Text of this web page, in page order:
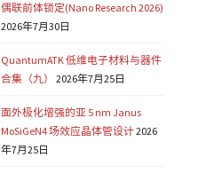
偶联前体锁定(Nano Research 2026)
2026年7月30日
QuantumATK 低维电子材料与器件
合集（九）
2026年7月25日
面外极化增强的亚 5 nm Janus
MoSiGeN4 场效应晶体管设计2026
年7月25日